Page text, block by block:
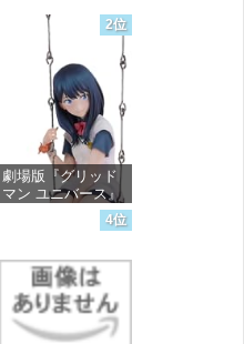
2位
劇場版『グリッド
マン ユニバース』
宝多六花 wall figure
1/7スケール プラス
完成品フィギュア
価格：¥13,756
4位